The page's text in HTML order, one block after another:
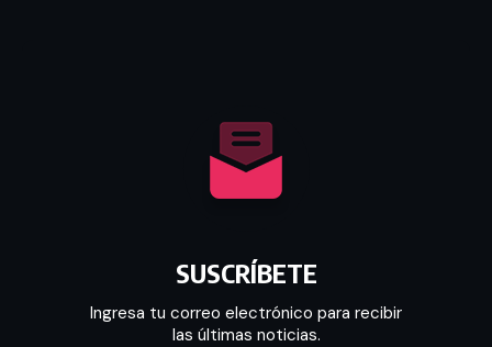
SUSCRÍBETE
Ingresa tu correo electrónico para recibir
las últimas noticias.